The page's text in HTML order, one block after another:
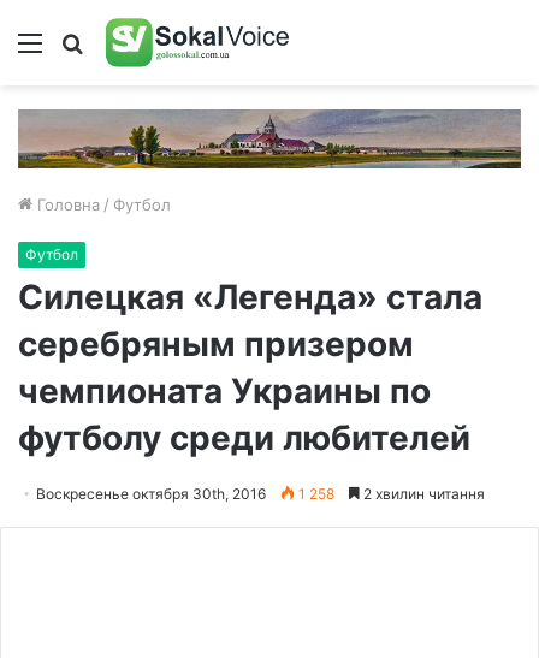
Меню Пошук
Головна / Футбол
Футбол
Силецкая «Легенда» стала
серебряным призером
чемпионата Украины по
футболу среди любителей
Воскресенье октября 30th, 2016 1 258 2 хвилин читання